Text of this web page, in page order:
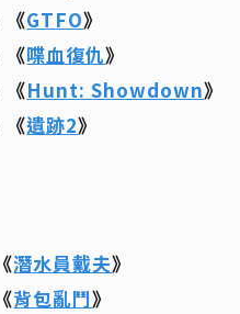
《GTFO》
《喋血復仇》
《Hunt: Showdown》
《遺跡2》
《潛水員戴夫》
《背包亂鬥》